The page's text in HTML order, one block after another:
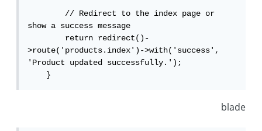
        // Redirect to the index page or
show a success message
        return redirect()-
>route('products.index')->with('success',
'Product updated successfully.');
    }
blade